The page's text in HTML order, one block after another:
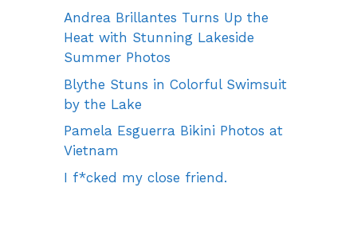
Andrea Brillantes Turns Up the
Heat with Stunning Lakeside
Summer Photos
Blythe Stuns in Colorful Swimsuit
by the Lake
Pamela Esguerra Bikini Photos at
Vietnam
I f*cked my close friend.